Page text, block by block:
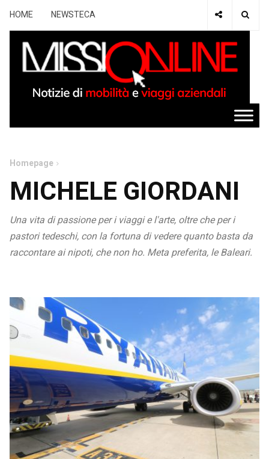
HOME NEWSTECA
Homepage
MICHELE GIORDANI
Una vita di passione per i viaggi e l'arte, oltre che per i
pastori tedeschi, con la fortuna di vedere quanto basta da
raccontare ai nipoti, che non ho. Meta preferita, le Baleari.